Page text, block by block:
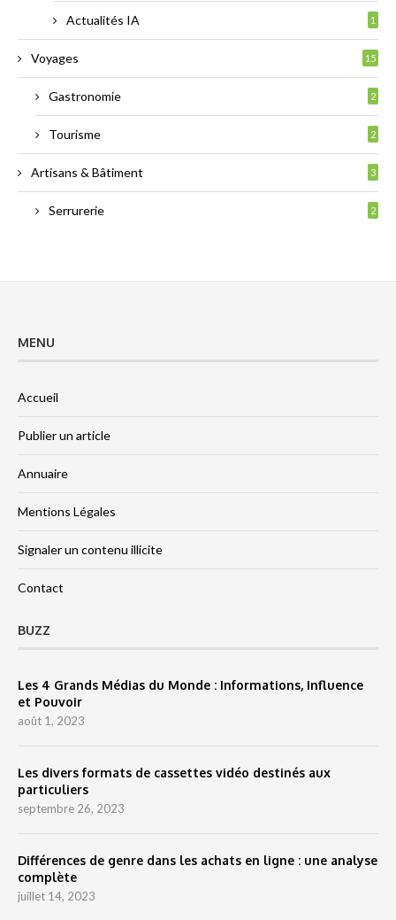
Actualités IA 1
Voyages 15
Gastronomie 2
Tourisme 2
Artisans & Bâtiment 3
Serrurerie 2
MENU
Accueil
Publier un article
Annuaire
Mentions Légales
Signaler un contenu illicite
Contact
BUZZ
Les 4 Grands Médias du Monde : Informations, Influence
et Pouvoir
août 1, 2023
Les divers formats de cassettes vidéo destinés aux
particuliers
septembre 26, 2023
Différences de genre dans les achats en ligne : une analyse
complète
juillet 14, 2023